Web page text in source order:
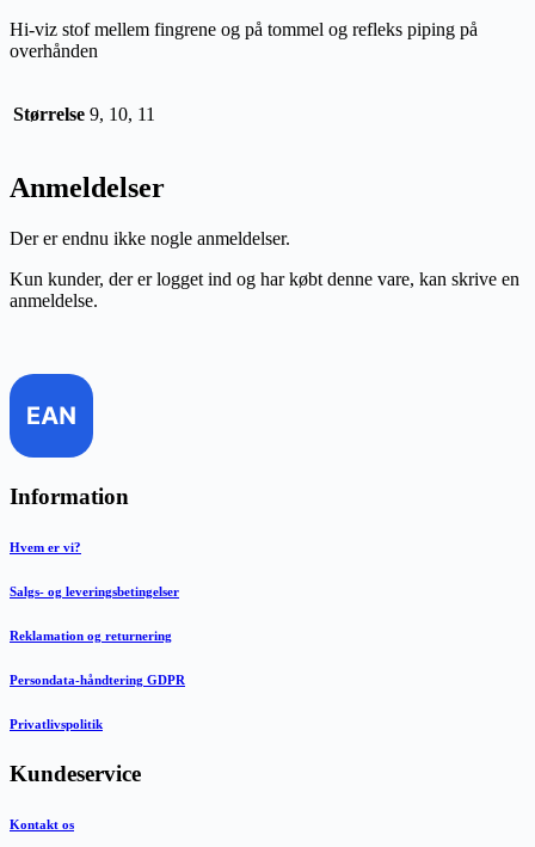
Hi-viz stof mellem fingrene og på tommel og refleks piping på
overhånden
Størrelse 9, 10, 11
Anmeldelser
Der er endnu ikke nogle anmeldelser.
Kun kunder, der er logget ind og har købt denne vare, kan skrive en
anmeldelse.
Information
Hvem er vi?
Salgs- og leveringsbetingelser
Reklamation og returnering
Persondata-håndtering GDPR
Privatlivspolitik
Kundeservice
Kontakt os